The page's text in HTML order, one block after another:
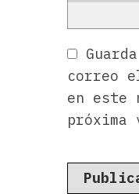
correo
en este
próxima